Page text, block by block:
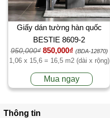
Giấy dán tường hàn quốc
BESTIE 8609-2
950,000₫ 850,000₫ (BDA-12870)
1,06 x 15,6 = 16,5 m2 (dài x rộng)
Mua ngay
Thông tin